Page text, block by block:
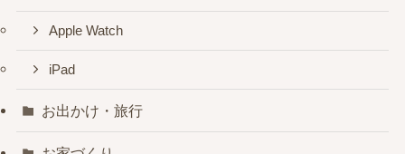
Apple Watch
iPad
お出かけ・旅行